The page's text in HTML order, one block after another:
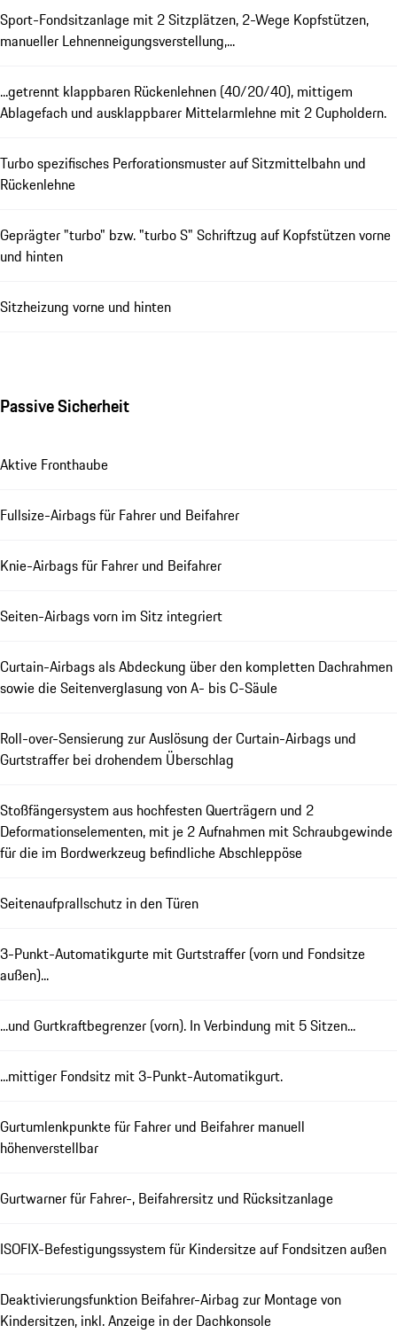
Sport-Fondsitzanlage mit 2 Sitzplätzen, 2-Wege Kopfstützen,
manueller Lehnenneigungsverstellung,...
...getrennt klappbaren Rückenlehnen (40/20/40), mittigem
Ablagefach und ausklappbarer Mittelarmlehne mit 2 Cupholdern.
Turbo spezifisches Perforationsmuster auf Sitzmittelbahn und
Rückenlehne
Geprägter "turbo" bzw. "turbo S" Schriftzug auf Kopfstützen vorne
und hinten
Sitzheizung vorne und hinten
Passive Sicherheit
Aktive Fronthaube
Fullsize-Airbags für Fahrer und Beifahrer
Knie-Airbags für Fahrer und Beifahrer
Seiten-Airbags vorn im Sitz integriert
Curtain-Airbags als Abdeckung über den kompletten Dachrahmen
sowie die Seitenverglasung von A- bis C-Säule
Roll-over-Sensierung zur Auslösung der Curtain-Airbags und
Gurtstraffer bei drohendem Überschlag
Stoßfängersystem aus hochfesten Querträgern und 2
Deformationselementen, mit je 2 Aufnahmen mit Schraubgewinde
für die im Bordwerkzeug befindliche Abschleppöse
Seitenaufprallschutz in den Türen
3-Punkt-Automatikgurte mit Gurtstraffer (vorn und Fondsitze
außen)...
...und Gurtkraftbegrenzer (vorn). In Verbindung mit 5 Sitzen...
...mittiger Fondsitz mit 3-Punkt-Automatikgurt.
Gurtumlenkpunkte für Fahrer und Beifahrer manuell
höhenverstellbar
Gurtwarner für Fahrer-, Beifahrersitz und Rücksitzanlage
ISOFIX-Befestigungssystem für Kindersitze auf Fondsitzen außen
Deaktivierungsfunktion Beifahrer-Airbag zur Montage von
Kindersitzen, inkl. Anzeige in der Dachkonsole